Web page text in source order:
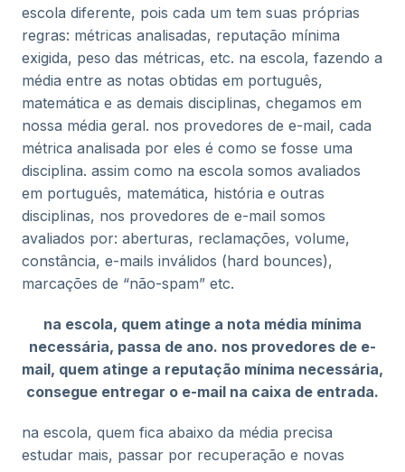
escola diferente, pois cada um tem suas próprias
regras: métricas analisadas, reputação mínima
exigida, peso das métricas, etc. na escola, fazendo a
média entre as notas obtidas em português,
matemática e as demais disciplinas, chegamos em
nossa média geral. nos provedores de e-mail, cada
métrica analisada por eles é como se fosse uma
disciplina. assim como na escola somos avaliados
em português, matemática, história e outras
disciplinas, nos provedores de e-mail somos
avaliados por: aberturas, reclamações, volume,
constância, e-mails inválidos (hard bounces),
marcações de “não-spam” etc.
na escola, quem atinge a nota média mínima
necessária, passa de ano. nos provedores de e-
mail, quem atinge a reputação mínima necessária,
consegue entregar o e-mail na caixa de entrada.
na escola, quem fica abaixo da média precisa
estudar mais, passar por recuperação e novas